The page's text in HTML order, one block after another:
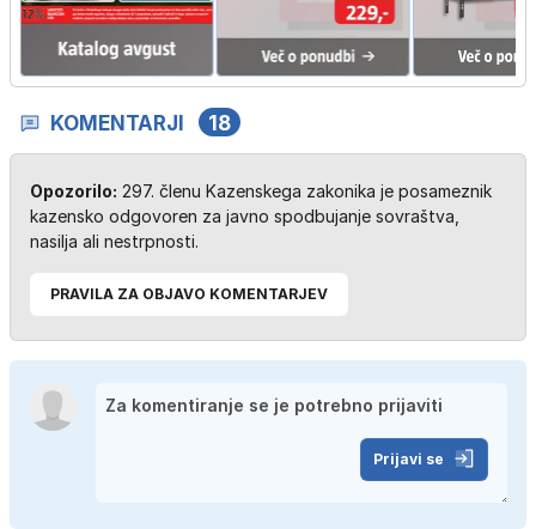
KOMENTARJI 18
Opozorilo: 297. členu Kazenskega zakonika je posameznik
kazensko odgovoren za javno spodbujanje sovraštva,
nasilja ali nestrpnosti.
PRAVILA ZA OBJAVO KOMENTARJEV
Prijavi se